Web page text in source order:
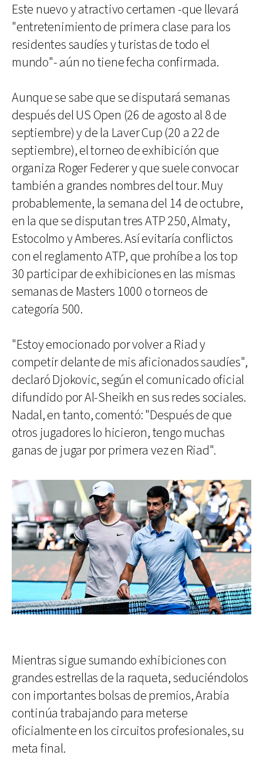
Este nuevo y atractivo certamen -que llevará
"entretenimiento de primera clase para los
residentes saudíes y turistas de todo el
mundo"- aún no tiene fecha confirmada.
Aunque se sabe que se disputará semanas
después del US Open (26 de agosto al 8 de
septiembre) y de la Laver Cup (20 a 22 de
septiembre), el torneo de exhibición que
organiza Roger Federer y que suele convocar
también a grandes nombres del tour. Muy
probablemente, la semana del 14 de octubre,
en la que se disputan tres ATP 250, Almaty,
Estocolmo y Amberes. Así evitaría conflictos
con el reglamento ATP, que prohíbe a los top
30 participar de exhibiciones en las mismas
semanas de Masters 1000 o torneos de
categoría 500.
"Estoy emocionado por volver a Riad y
competir delante de mis aficionados saudíes",
declaró Djokovic, según el comunicado oficial
difundido por Al-Sheikh en sus redes sociales.
Nadal, en tanto, comentó: "Después de que
otros jugadores lo hicieron, tengo muchas
ganas de jugar por primera vez en Riad".
Mientras sigue sumando exhibiciones con
grandes estrellas de la raqueta, seduciéndolos
con importantes bolsas de premios, Arabia
continúa trabajando para meterse
oficialmente en los circuitos profesionales, su
meta final.